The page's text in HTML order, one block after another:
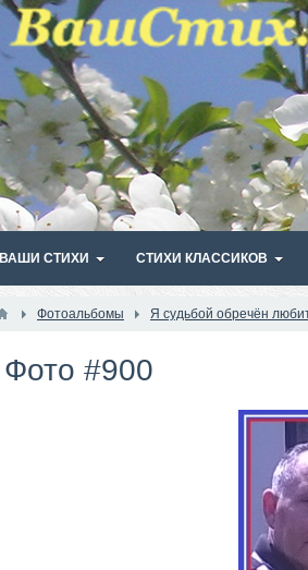
ВАШИ СТИХИ СТИХИ КЛАССИКОВ
Фотоальбомы Я судьбой обречён
Фото #900